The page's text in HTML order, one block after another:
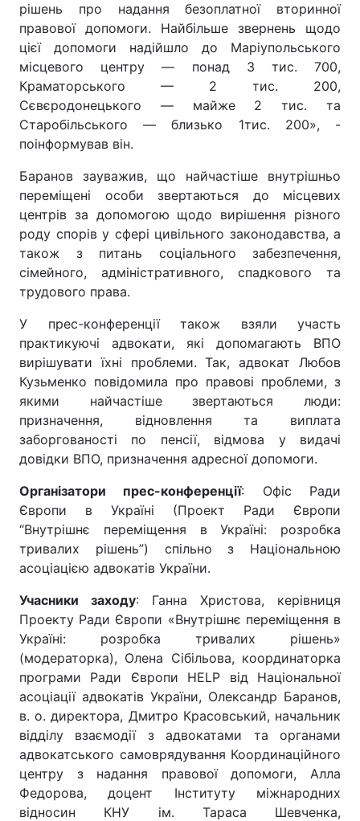
рішень про надання безоплатної вторинної
правової допомоги. Найбільше звернень щодо
цієї допомоги надійшло до Маріупольського
місцевого центру — понад 3 тис. 700,
Краматорського — 2 тис. 200,
Сєвєродонецького — майже 2 тис. та
Старобільського — близько 1тис. 200», -
поінформував він.
Баранов зауважив, що найчастіше внутрішньо
переміщені особи звертаються до місцевих
центрів за допомогою щодо вирішення різного
роду спорів у сфері цивільного законодавства, а
також з питань соціального забезпечення,
сімейного, адміністративного, спадкового та
трудового права.
У прес-конференції також взяли участь
практикуючі адвокати, які допомагають ВПО
вирішувати їхні проблеми. Так, адвокат Любов
Кузьменко повідомила про правові проблеми, з
якими найчастіше звертаються люди:
призначення, відновлення та виплата
заборгованості по пенсії, відмова у видачі
довідки ВПО, призначення адресної допомоги.
Організатори прес-конференції: Офіс Ради
Європи в Україні (Проект Ради Європи
“Внутрішнє переміщення в Україні: розробка
тривалих рішень”) спільно з Національною
асоціацією адвокатів України.
Учасники заходу: Ганна Христова, керівниця
Проекту Ради Європи «Внутрішнє переміщення в
Україні: розробка тривалих рішень»
(модераторка), Олена Сібільова, координаторка
програми Ради Європи HELP від Національної
асоціації адвокатів України, Олександр Баранов,
в. о. директора, Дмитро Красовський, начальник
відділу взаємодії з адвокатами та органами
адвокатського самоврядування Координаційного
центру з надання правової допомоги, Алла
Федорова, доцент Інституту міжнародних
відносин КНУ ім. Тараса Шевченка,